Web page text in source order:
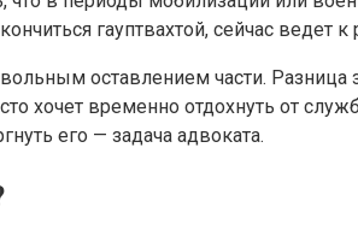
гауптвахтой, сейчас
оставлением части.
хочет временно отдохнуть от
его — задача адвоката.